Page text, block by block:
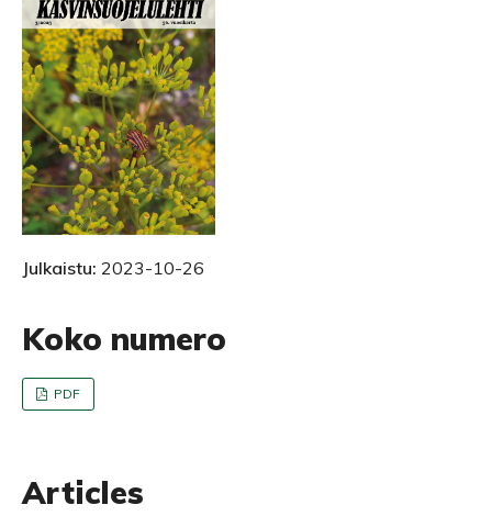
Julkaistu: 2023-10-26
Koko numero
PDF
Articles